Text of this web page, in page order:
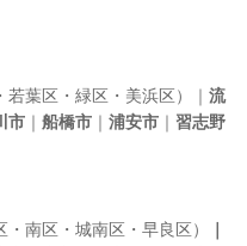
若葉区・緑区・美浜区）｜ 流
市 ｜ 船橋市 ｜ 浦安市 ｜ 習志野
・南区・城南区・早良区）